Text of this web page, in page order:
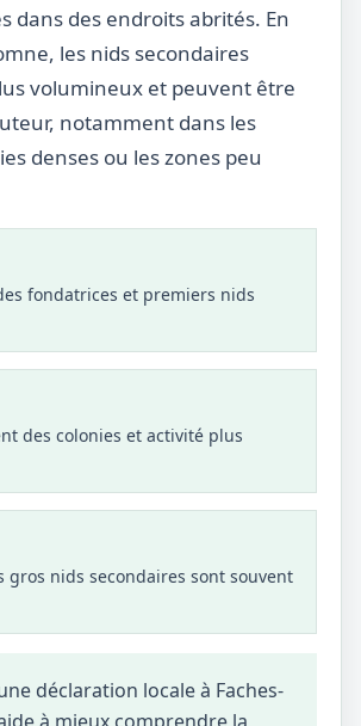
dans des endroits abrités. En
les nids secondaires
volumineux et peuvent être
notamment dans les
denses ou les zones peu
fondatrices et premiers nids
des colonies et activité plus
gros nids secondaires sont souvent
déclaration locale à Faches-